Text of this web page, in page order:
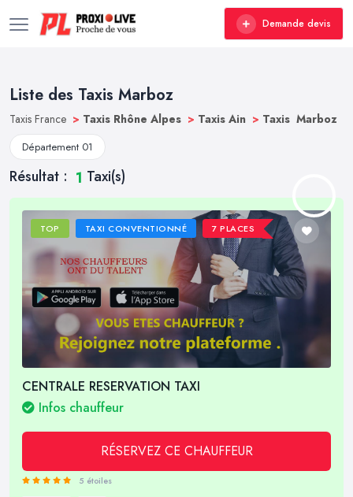
Demande devis
Liste des Taxis Marboz
Taxis France > Taxis Rhône Alpes > Taxis Ain > Taxis Marboz
Département 01
Résultat : 1 Taxi(s)
TOP TAXI CONVENTIONNÉ 7 PLACES
CENTRALE RESERVATION TAXI
Infos chauffeur
RÉSERVEZ CE CHAUFFEUR
5 étoiles